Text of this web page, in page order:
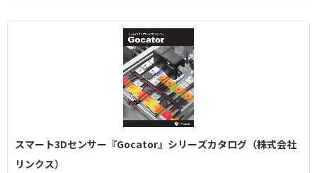
スマート3Dセンサー『Gocator』シリーズカタログ（株式会社
リンクス）